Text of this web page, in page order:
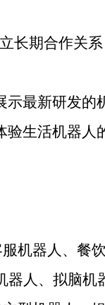
长期合作关系
最新研发的
生活机器人
机器人、餐
器人、拟脑